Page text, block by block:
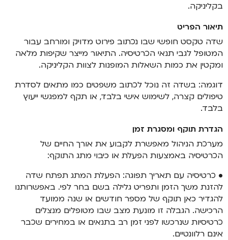
בקליניקה.
תיאור הפריט
שדה טקסט חופשי שבו נכתוב פירוט מדויק ומורחב עבור
המטופל לגבי תנאי הכרטיסיה. התיאור מייצר שקיפות מלאה
ומקטין את כמות השאלות המופנות לצוות הקליניקה.
דוגמה: בשדה זה נוכל לכתוב משפטים כמו מתאים לסדרת
טיפולים קצרה, לשימוש אישי בלבד, או תקף למפגשי ייעוץ
בלבד.
הגדרת תוקף ומסגרת זמן
מערכת הניהול מאפשרת לקבוע את אורך החיים של
הכרטיסיה באמצעות הפעלת או כיבוי מתג התוקף:
• כרטיסיה עם תאריך תפוגה: הפעלת המתג תפתח שדה
להזנת משך הזמן ותפריט גלילה בשם בחר לפי. באפשרותנו
להגדיר כאן תוקף של מספר חודשים או שנה ממועד
הרכישה. הגבלה זו מונעת מצב שבו מטופלים מנצלים
כרטיסיות שנרכשו לפני זמן רב בתנאים או במחירים שכבר
אינם רלוונטיים.